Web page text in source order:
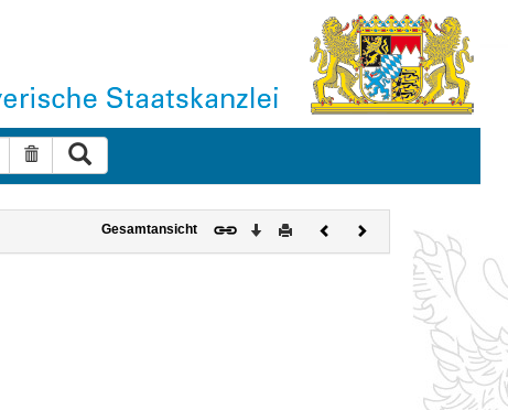
Suche zurücksetzen
Gesamtansicht Download
DruckenVorherigesNächstes
Dokument